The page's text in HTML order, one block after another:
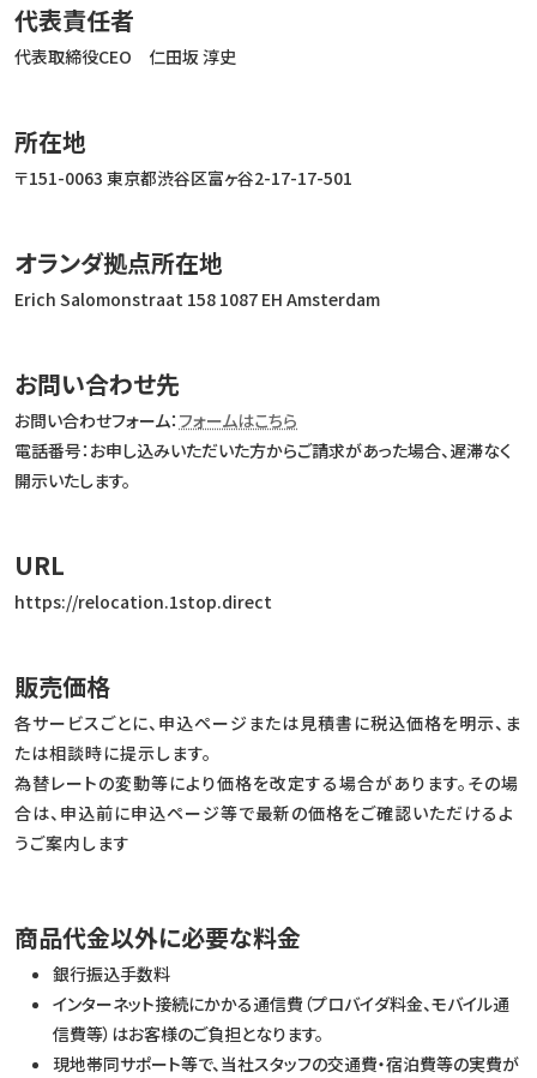
代表責任者
代表取締役CEO 仁田坂 淳史
所在地
〒151-0063 東京都渋谷区富ヶ谷2-17-17-501
オランダ拠点所在地
Erich Salomonstraat 158 1087 EH Amsterdam
お問い合わせ先
お問い合わせフォーム： フォームはこちら
電話番号：お申し込みいただいた方からご請求があった場合、遅滞なく
開示いたします。
URL
https://relocation.1stop.direct
販売価格
各サービスごとに、申込ページまたは見積書に税込価格を明示、ま
たは相談時に提示します。
為替レートの変動等により価格を改定する場合があります。その場
合は、申込前に申込ページ等で最新の価格をご確認いただけるよ
うご案内します
商品代金以外に必要な料金
銀行振込手数料
インターネット接続にかかる通信費（プロバイダ料金、モバイル通
信費等）はお客様のご負担となります。
現地帯同サポート等で、当社スタッフの交通費・宿泊費等の実費が